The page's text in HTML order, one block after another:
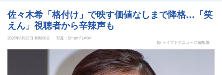
佐々木希「格付け」で映す価値なしまで降格…「笑
えん」視聴者から辛辣声も
2025年3月23日 16時50分
写真：Smart FLASH
by ライブドアニュース編集部